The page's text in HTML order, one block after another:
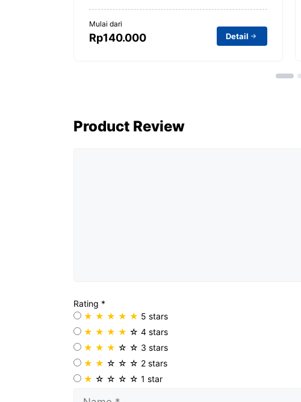
Mulai dari
Rp140.000 Detail
Product Review
Rating *
★ ★ ★ ★ ★ 5 stars
★ ★ ★ ★ ☆ 4 stars
★ ★ ★ ☆ ☆ 3 stars
★ ★ ☆ ☆ ☆ 2 stars
★ ☆ ☆ ☆ ☆ 1 star